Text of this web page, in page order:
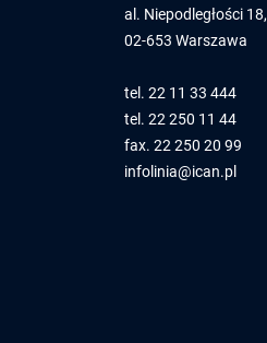
al. Niepodległości 18,
02-653 Warszawa
tel. 22 11 33 444
tel. 22 250 11 44
fax. 22 250 20 99
infolinia@ican.pl